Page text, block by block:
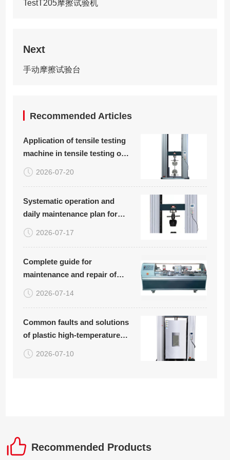
TestT205摩擦试验机
Next
手动摩擦试验台
Recommended Articles
Application of tensile testing
machine in tensile testing of
plastic woven bags
2026-07-20
Systematic operation and
daily maintenance plan for
carbon fiber board tensile
compression bending testing
2026-07-17
Complete guide for
maintenance and repair of
rotary bending fatigue testing
machine (with common
attached)
2026-07-14
Common faults and solutions
of plastic high-temperature
tensile testing machine
2026-07-10
Recommended Products